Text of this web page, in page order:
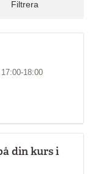
Filtrera
18:00
din kurs i